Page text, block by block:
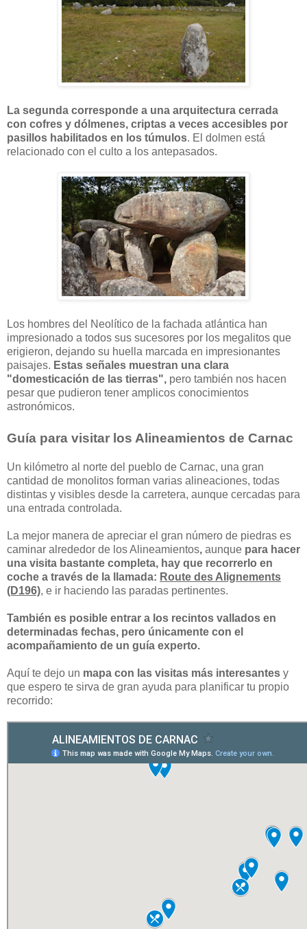
La segunda corresponde a una arquitectura cerrada
con cofres y dólmenes, criptas a veces accesibles por
pasillos habilitados en los túmulos. El dolmen está
relacionado con el culto a los antepasados.
Los hombres del Neolítico de la fachada atlántica han
impresionado a todos sus sucesores por los megalitos que
erigieron, dejando su huella marcada en impresionantes
paisajes. Estas señales muestran una clara
"domesticación de las tierras", pero también nos hacen
pesar que pudieron tener amplicos conocimientos
astronómicos.
Guía para visitar los Alineamientos de Carnac
Un kilómetro al norte del pueblo de Carnac, una gran
cantidad de monolitos forman varias alineaciones, todas
distintas y visibles desde la carretera, aunque cercadas para
una entrada controlada.
La mejor manera de apreciar el gran número de piedras es
caminar alrededor de los Alineamientos, aunque para hacer
una visita bastante completa, hay que recorrerlo en
coche a través de la llamada: Route des Alignements
(D196), e ir haciendo las paradas pertinentes.
También es posible entrar a los recintos vallados en
determinadas fechas, pero únicamente con el
acompañamiento de un guía experto.
Aquí te dejo un mapa con las visitas más interesantes y
que espero te sirva de gran ayuda para planificar tu propio
recorrido: